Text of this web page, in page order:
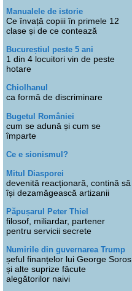
Manualele de istorie
Ce învață copiii în primele 12
clase și de ce contează
Bucureștiul peste 5 ani
1 din 4 locuitori vin de peste
hotare
Chiolhanul
ca formă de discriminare
Bugetul României
cum se adună și cum se
împarte
Ce e sionismul?
Mitul Diasporei
devenită reacționară, contină să
își dezamăgească artizanii
Păpușarul Peter Thiel
filosof, miliardar, partener
pentru servicii secrete
Numirile din guvernarea Trump
șeful finanțelor lui George Soros
și alte suprize făcute
alegătorilor naivi